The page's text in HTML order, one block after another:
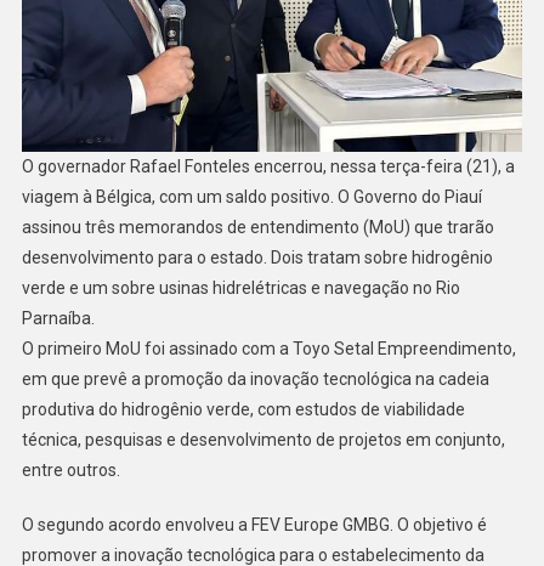
O governador Rafael Fonteles encerrou, nessa terça-feira (21), a
viagem à Bélgica, com um saldo positivo. O Governo do Piauí
assinou três memorandos de entendimento (MoU) que trarão
desenvolvimento para o estado. Dois tratam sobre hidrogênio
verde e um sobre usinas hidrelétricas e navegação no Rio
Parnaíba.
O primeiro MoU foi assinado com a Toyo Setal Empreendimento,
em que prevê a promoção da inovação tecnológica na cadeia
produtiva do hidrogênio verde, com estudos de viabilidade
técnica, pesquisas e desenvolvimento de projetos em conjunto,
entre outros.
O segundo acordo envolveu a FEV Europe GMBG. O objetivo é
promover a inovação tecnológica para o estabelecimento da